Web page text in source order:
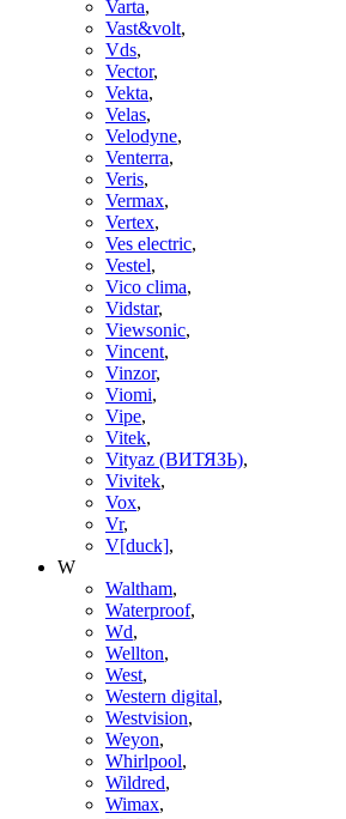
Varta,
Vast&volt,
Vds,
Vector,
Vekta,
Velas,
Velodyne,
Venterra,
Veris,
Vermax,
Vertex,
Ves electric,
Vestel,
Vico clima,
Vidstar,
Viewsonic,
Vincent,
Vinzor,
Viomi,
Vipe,
Vitek,
Vityaz (ВИТЯЗЬ),
Vivitek,
Vox,
Vr,
V[duck],
W
Waltham,
Waterproof,
Wd,
Wellton,
West,
Western digital,
Westvision,
Weyon,
Whirlpool,
Wildred,
Wimax,